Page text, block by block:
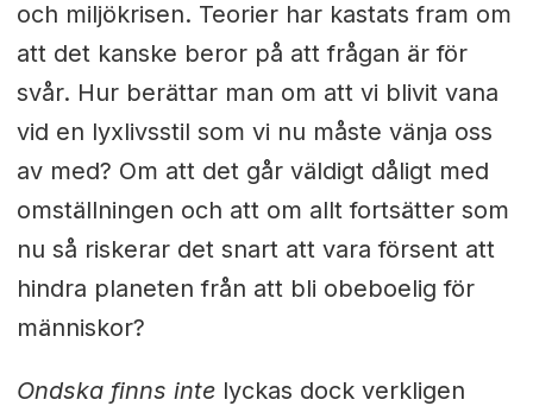
och miljökrisen. Teorier har kastats fram om
att det kanske beror på att frågan är för
svår. Hur berättar man om att vi blivit vana
vid en lyxlivsstil som vi nu måste vänja oss
av med? Om att det går väldigt dåligt med
omställningen och att om allt fortsätter som
nu så riskerar det snart att vara försent att
hindra planeten från att bli obeboelig för
människor?
Ondska finns inte lyckas dock verkligen